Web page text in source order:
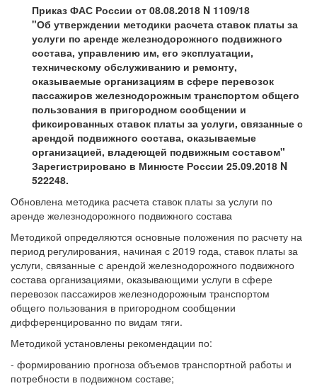
Приказ ФАС России от 08.08.2018 N 1109/18
"Об утверждении методики расчета ставок платы за
услуги по аренде железнодорожного подвижного
состава, управлению им, его эксплуатации,
техническому обслуживанию и ремонту,
оказываемые организациям в сфере перевозок
пассажиров железнодорожным транспортом общего
пользования в пригородном сообщении и
фиксированных ставок платы за услуги, связанные с
арендой подвижного состава, оказываемые
организацией, владеющей подвижным составом"
Зарегистрировано в Минюсте России 25.09.2018 N
522248.
Обновлена методика расчета ставок платы за услуги по
аренде железнодорожного подвижного состава
Методикой определяются основные положения по расчету на
период регулирования, начиная с 2019 года, ставок платы за
услуги, связанные с арендой железнодорожного подвижного
состава организациями, оказывающими услуги в сфере
перевозок пассажиров железнодорожным транспортом
общего пользования в пригородном сообщении
дифференцированно по видам тяги.
Методикой установлены рекомендации по:
- формированию прогноза объемов транспортной работы и
потребности в подвижном составе;